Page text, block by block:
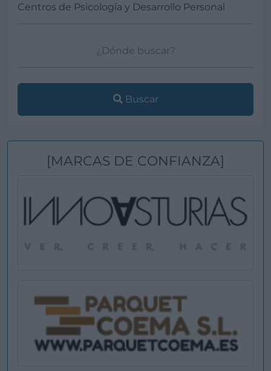
Buscar
[MARCAS DE CONFIANZA]